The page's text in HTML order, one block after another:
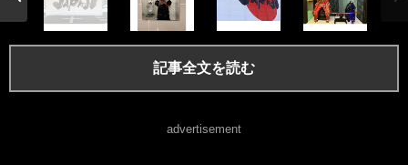
記事全文を読む
advertisement